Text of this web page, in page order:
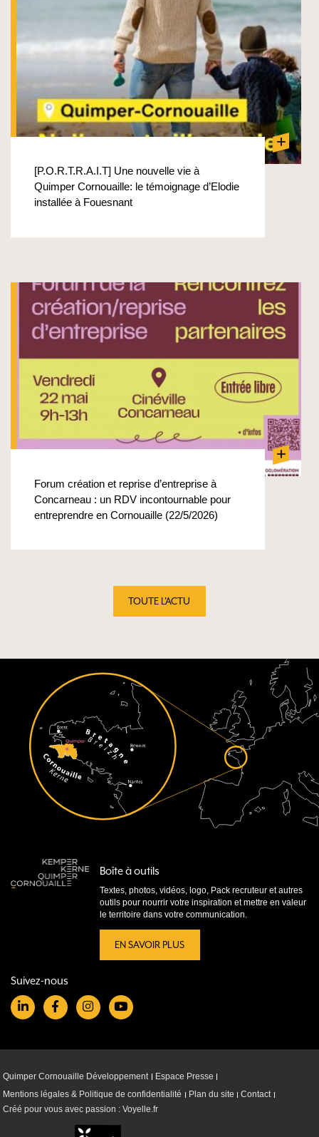
+
[P.O.R.T.R.A.I.T] Une nouvelle vie à
Quimper Cornouaille: le témoignage d’Elodie
installée à Fouesnant
+
Forum création et reprise d’entreprise à
Concarneau : un RDV incontournable pour
entreprendre en Cornouaille (22/5/2026)
TOUTE L'ACTU
Boîte à outils
Textes, photos, vidéos, logo, Pack recruteur et autres
outils pour nourrir votre inspiration et mettre en valeur
le territoire dans votre communication.
EN SAVOIR PLUS
Suivez-nous
Quimper Cornouaille Développement
Espace Presse
Mentions légales & Politique de confidentialité
Plan du site
Contact
Créé pour vous avec passion : Voyelle.fr